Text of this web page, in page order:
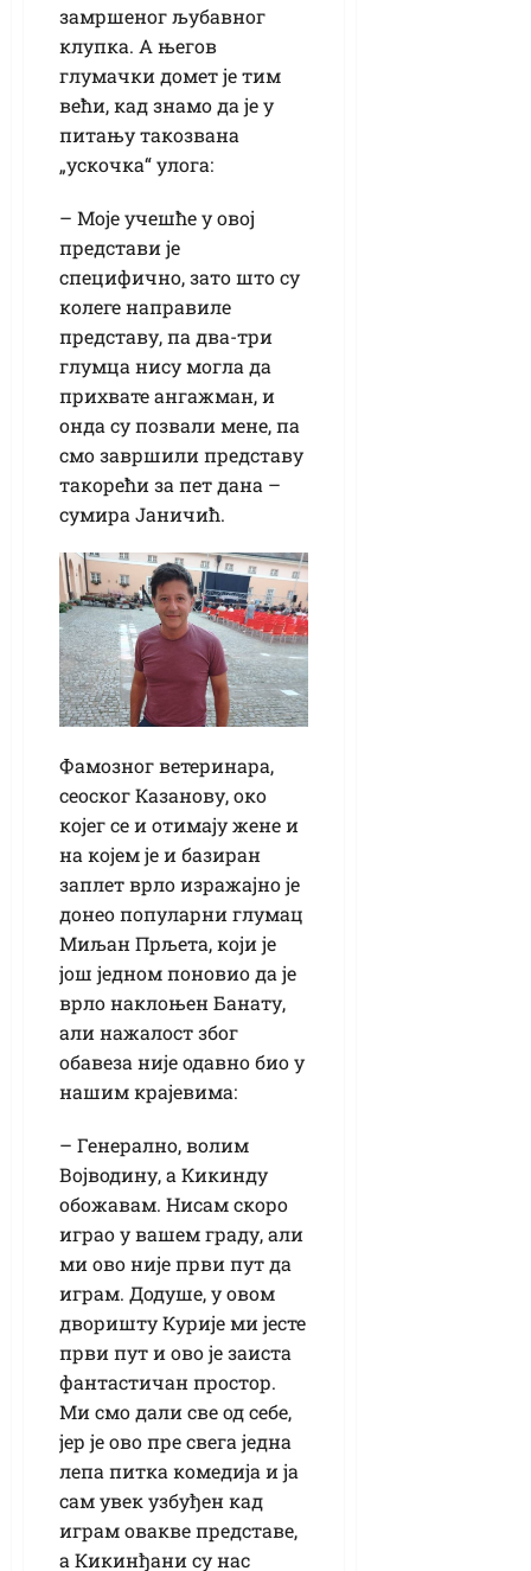
замршеног љубавног
клупка. А његов
глумачки домет је тим
већи, кад знамо да је у
питању такозвана
„ускочка“ улога:
– Моје учешће у овој
представи је
специфично, зато што су
колеге направиле
представу, па два-три
глумца нису могла да
прихвате ангажман, и
онда су позвали мене, па
смо завршили представу
такорећи за пет дана –
сумира Јаничић.
Фамозног ветеринара,
сеоског Казанову, око
којег се и отимају жене и
на којем је и базиран
заплет врло изражајно је
донео популарни глумац
Миљан Прљета, који је
још једном поновио да је
врло наклоњен Банату,
али нажалост због
обавеза није одавно био у
нашим крајевима:
– Генерално, волим
Војводину, а Кикинду
обожавам. Нисам скоро
играо у вашем граду, али
ми ово није први пут да
играм. Додуше, у овом
дворишту Курије ми јесте
први пут и ово је заиста
фантастичан простор.
Ми смо дали све од себе,
јер је ово пре свега једна
лепа питка комедија и ја
сам увек узбуђен кад
играм овакве представе,
а Кикинђани су нас